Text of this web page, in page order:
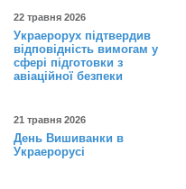
22 травня 2026
Украерорух підтвердив
відповідність вимогам у
сфері підготовки з
авіаційної безпеки
21 травня 2026
День Вишиванки в
Украерорусі